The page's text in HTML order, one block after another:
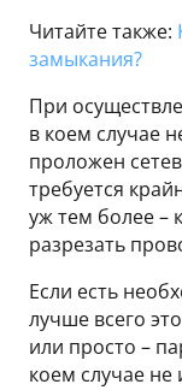
Читайте также:
замыкания?
При
в коем случае
проложен
требуется
уж тем более –
разрезать
Если есть
лучше всего
или просто –
коем случае не